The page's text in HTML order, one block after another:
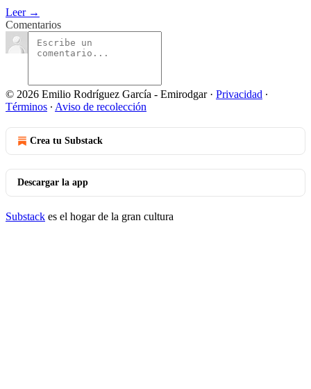
Leer →
Comentarios
© 2026 Emilio Rodríguez García - Emirodgar· Privacidad ∙
Términos ∙ Aviso de recolección
Crea tu Substack
Descargar la app
Substack es el hogar de la gran cultura